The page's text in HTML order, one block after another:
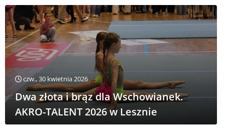
czw., 30 kwietnia 2026
Dwa złota i brąz dla Wschowianek.
AKRO-TALENT 2026 w Lesznie